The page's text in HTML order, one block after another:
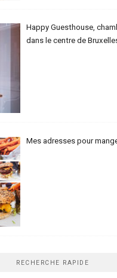
Happy Guesthouse,
dans le centre de
Mes adresses pour
RECHERCHE RAPIDE